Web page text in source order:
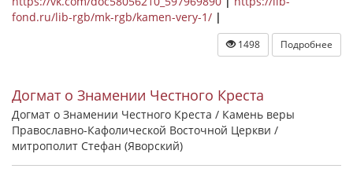
fond.ru/lib-rgb/mk-rgb/kamen-very-1/ |
1498 Подробнее
Догмат о Знамении Честного Креста
Догмат о Знамении Честного Креста / Камень веры
Православно-Кафолической Восточной Церкви /
митрополит Стефан (Яворский)